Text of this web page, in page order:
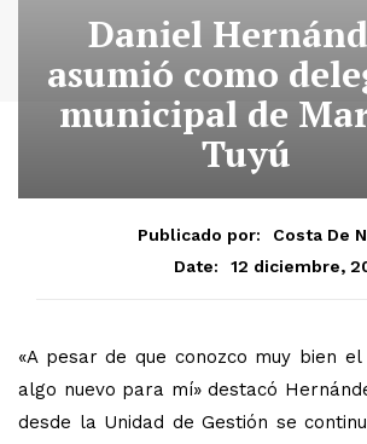
Daniel
asumió como
municipal de
Tuyú
Publicado por:
Costa De
Date:
12 diciembre,
«A pesar de que conozco muy bien
algo nuevo para mí» destacó
desde la Unidad de Gestión se